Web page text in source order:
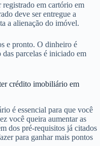
registrado em cartório em
deve ser entregue a
a alienação do imóvel.
e pronto. O dinheiro é
parcelas é iniciado em
crédito imobiliário em
é essencial para que você
você queira aumentar as
dos pré-requisitos já citados
para ganhar mais pontos